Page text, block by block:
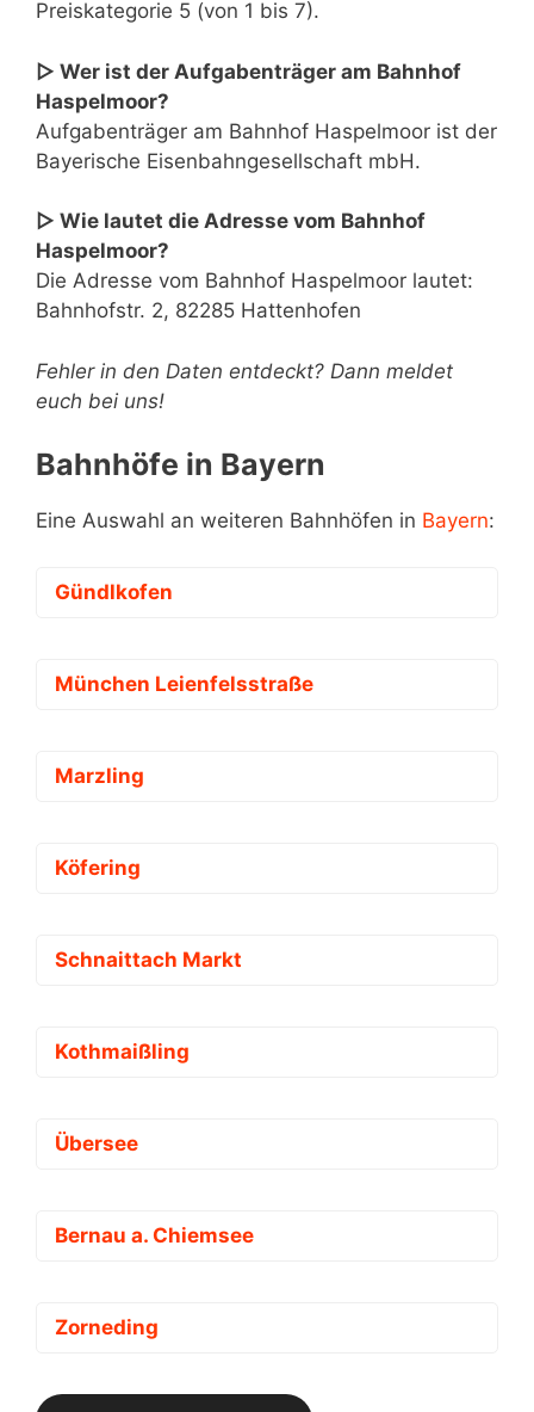
Preiskategorie 5 (von 1 bis 7).
▷ Wer ist der Aufgabenträger am Bahnhof
Haspelmoor?
Aufgabenträger am Bahnhof Haspelmoor ist der
Bayerische Eisenbahngesellschaft mbH.
▷ Wie lautet die Adresse vom Bahnhof
Haspelmoor?
Die Adresse vom Bahnhof Haspelmoor lautet:
Bahnhofstr. 2, 82285 Hattenhofen
Fehler in den Daten entdeckt? Dann meldet
euch bei uns!
Bahnhöfe in Bayern
Eine Auswahl an weiteren Bahnhöfen in Bayern:
Gündlkofen
München Leienfelsstraße
Marzling
Köfering
Schnaittach Markt
Kothmaißling
Übersee
Bernau a. Chiemsee
Zorneding